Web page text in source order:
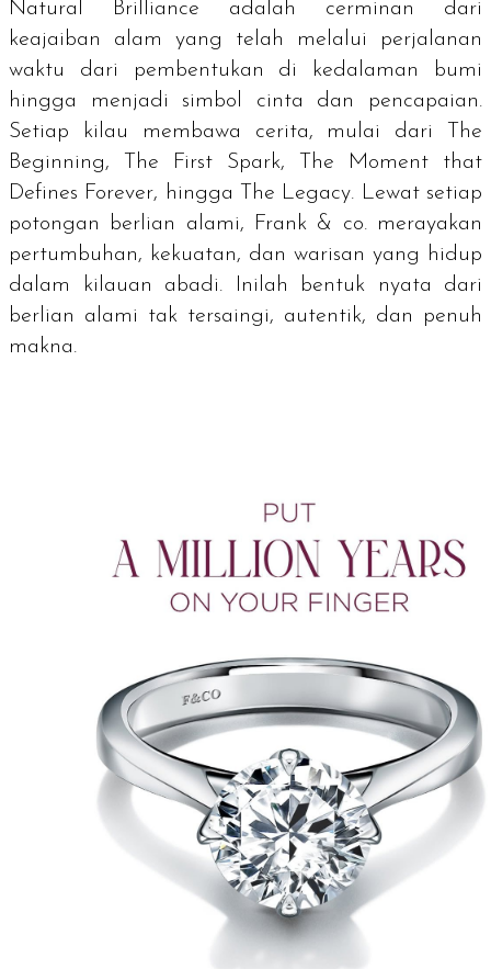
Natural Brilliance adalah cerminan dari
keajaiban alam yang telah melalui perjalanan
waktu dari pembentukan di kedalaman bumi
hingga menjadi simbol cinta dan pencapaian.
Setiap kilau membawa cerita, mulai dari
The
Beginning, The First Spark, The Moment that
Defines Forever, hingga The Legacy. Lewat setiap
potongan berlian alami, Frank & co. merayakan
pertumbuhan, kekuatan, dan warisan yang hidup
dalam kilauan abadi. Inilah bentuk nyata dari
berlian alami tak tersaingi, autentik, dan penuh
makna.